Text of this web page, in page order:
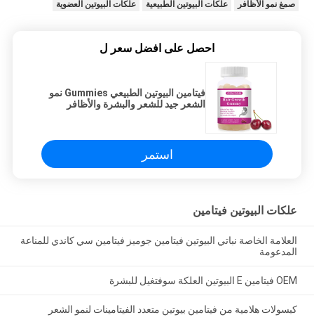
صمغ نمو الأظافر علكات البيوتين الطبيعية علكات البيوتين العضوية
احصل على افضل سعر ل
فيتامين البيوتين الطبيعي Gummies نمو
الشعر جيد للشعر والبشرة والأظافر
استمر
علكات البيوتين فيتامين
العلامة الخاصة نباتي البيوتين فيتامين جوميز فيتامين سي كاندي للمناعة
المدعومة
OEM فيتامين E البيوتين العلكة سوفتغيل للبشرة
كبسولات هلامية من فيتامين بيوتين متعدد الفيتامينات لنمو الشعر